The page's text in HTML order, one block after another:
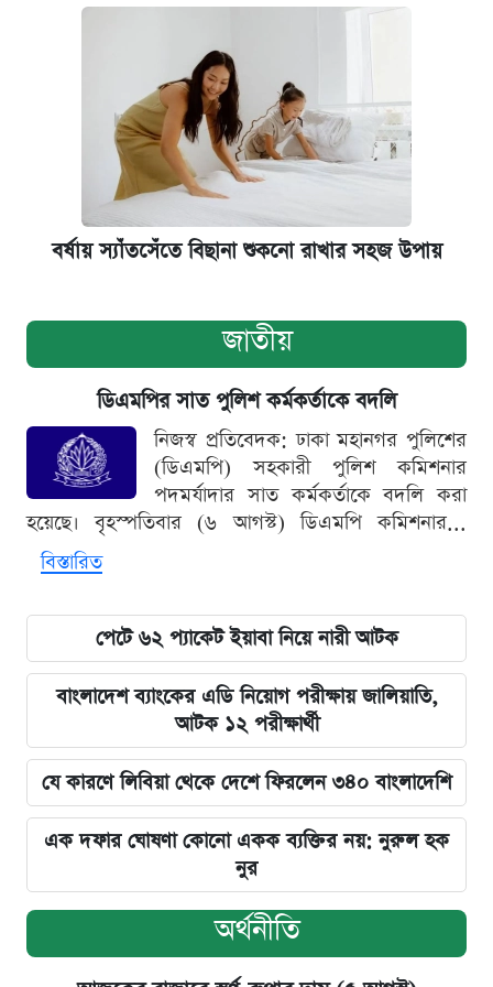
বর্ষায় স্যাঁতসেঁতে বিছানা শুকনো রাখার সহজ উপায়
জাতীয়
ডিএমপির সাত পুলিশ কর্মকর্তাকে বদলি
নিজস্ব প্রতিবেদক: ঢাকা মহানগর পুলিশের
(ডিএমপি) সহকারী পুলিশ কমিশনার
পদমর্যাদার সাত কর্মকর্তাকে বদলি করা
হয়েছে। বৃহস্পতিবার (৬ আগস্ট) ডিএমপি কমিশনার...
বিস্তারিত
পেটে ৬২ প্যাকেট ইয়াবা নিয়ে নারী আটক
বাংলাদেশ ব্যাংকের এডি নিয়োগ পরীক্ষায় জালিয়াতি,
আটক ১২ পরীক্ষার্থী
যে কারণে লিবিয়া থেকে দেশে ফিরলেন ৩৪০ বাংলাদেশি
এক দফার ঘোষণা কোনো একক ব্যক্তির নয়: নুরুল হক
নুর
অর্থনীতি